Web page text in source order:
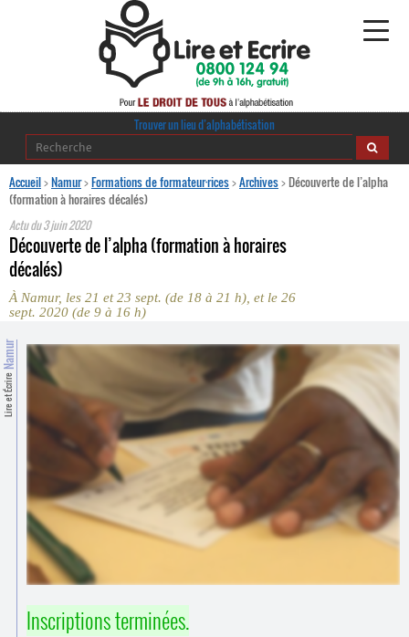
Alphabétisation
Comprendre et parler
Bienvenue en Belgique
Espace presse
Contacts
Trouver un lieu d’alphabétisation
Trouver un lieu d’alphabétisation
Accueil>Namur>Formations de formateur·rices>Archives>Découverte de l’alpha
(formation à horaires décalés)
Actu du3 juin 2020
Découverte de l’alpha (formation à horaires
décalés)
À Namur, les 21 et 23 sept. (de 18 à 21 h), et le 26
sept. 2020 (de 9 à 16 h)
Lire et Écrire
Namur
Inscriptions terminées.